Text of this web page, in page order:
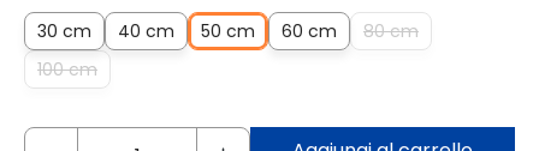
30 cm 40 cm 50 cm 60 cm
80 cm
100 cm